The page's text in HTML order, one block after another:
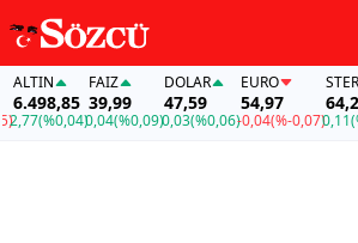
(%0,04)
FAİZ
39,99
0,04(%0,09)
DOLAR
47,59
0,03(%0,06)
EURO
54,97
-0,04(%-0,07)
STERLIN
64,20
0,11